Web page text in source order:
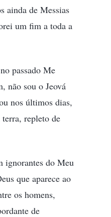
ainda de Messias
um fim a toda a
passado Me
não sou o Jeová
nos últimos dias,
terra, repleto de
ignorantes do Meu
que aparece ao
os homens,
de